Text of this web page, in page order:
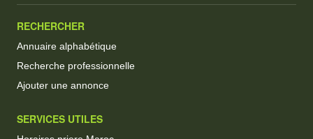
RECHERCHER
Annuaire alphabétique
Recherche professionnelle
Ajouter une annonce
SERVICES UTILES